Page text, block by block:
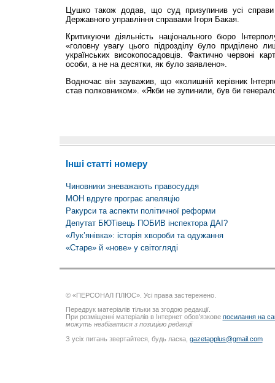
Цушко також додав, що суд призупинив усі справи
Державного управління справами Ігоря Бакая.
Критикуючи діяль­ність національного бюро
«головну увагу цього підрозділу було приділено
українських високопосадовців. Фактично червоні
особи, а не на десятки, як було заявлено».
Водночас він зауважив, що «колишній керівник
став полковником». «Якби не зупинили, був би
Інші статті номеру
Чиновники зневажають правосуддя
МОН вдруге програє апеляцію
Ракурси та аспекти політичної реформи
Депутат БЮТівець ПОБИВ інспектора ДАІ?
«Лук’янівка»: історія хвороби та одужання
«Cтаре» й «нове» у світогляді
© «ПЕРСОНАЛ ПЛЮС». Усі права застережено.
Передрук матеріалів тільки за згодою редакції.
При розміщенні матеріалів в Інтернет обов’язкове посилання на
можуть незбігатися з позицією редакції
З усіх питань звертайтеся, будь ласка, gazetapplus@gmail.com